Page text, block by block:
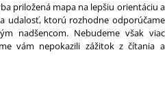
priložená mapa na lepšiu orientáciu a
udalosť, ktorú rozhodne odporúčame
nadšencom. Nebudeme však viac
vám nepokazili zážitok z čítania a